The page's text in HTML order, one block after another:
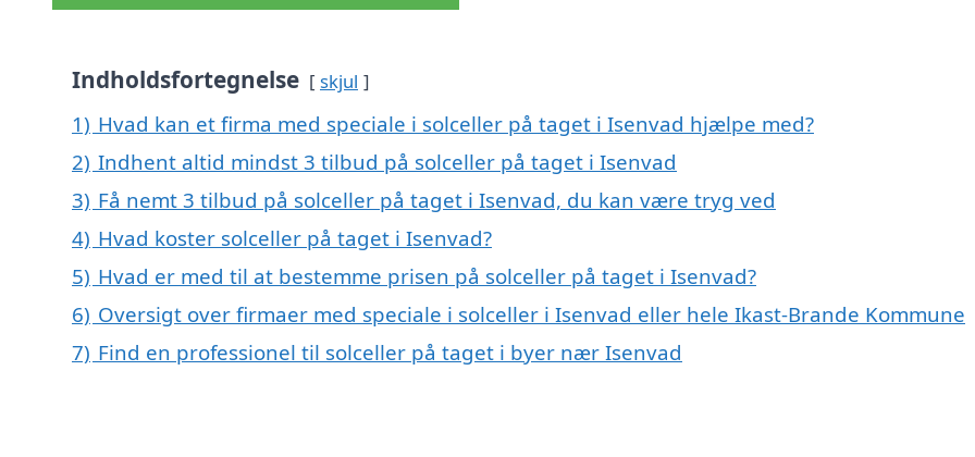
Indholdsfortegnelse skjul
1) Hvad kan et firma med speciale i solceller på taget i Isenvad hjælpe med?
2) Indhent altid mindst 3 tilbud på solceller på taget i Isenvad
3) Få nemt 3 tilbud på solceller på taget i Isenvad, du kan være tryg ved
4) Hvad koster solceller på taget i Isenvad?
5) Hvad er med til at bestemme prisen på solceller på taget i Isenvad?
6) Oversigt over firmaer med speciale i solceller i Isenvad eller hele Ikast-Brande Kommune
7) Find en professionel til solceller på taget i byer nær Isenvad